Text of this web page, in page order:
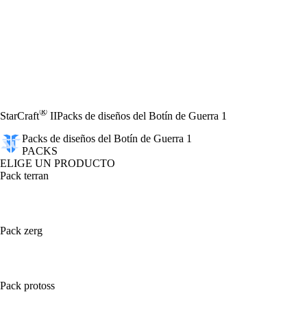
StarCraft® IIPacks de diseños del Botín de Guerra 1
Packs de diseños del Botín de Guerra 1
PACKS
ELIGE UN PRODUCTO
Pack terran
Pack zerg
Pack protoss